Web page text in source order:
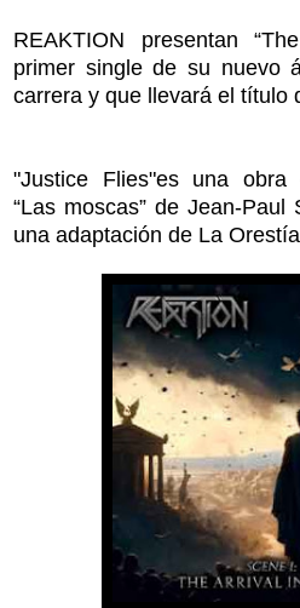
REAKTION presentan
primer single de su nuevo
carrera y que llevará el título
"Justice Flies"es una obra
“Las moscas” de Jean-
una adaptación de La